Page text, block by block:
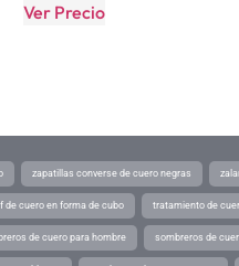
Ver Precio
zapatillas converse de cuero negras
de cuero en forma de cubo tratamiento de
de cuero para hombre sombreros de